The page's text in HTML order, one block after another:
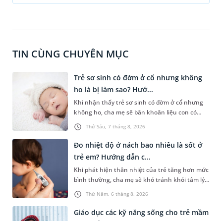
TIN CÙNG CHUYÊN MỤC
Thứ Sáu, 7 tháng 8, 2026
Trẻ sơ sinh có đờm ở cổ nhưng không
ho là bị làm sao? Hướ...
Khi nhận thấy trẻ sơ sinh có đờm ở cổ nhưng
không ho, cha mẹ sẽ băn khoăn liệu con có
đang mắc bệnh đường hô hấp hay không.
Những chia sẻ dưới đây sẽ giúp cha mẹ hiểu
thêm về nguyên nhân gây nên tình trạng này
và cách xử trí an toàn để giúp bé dễ chịu, tránh
gặp phải vấn đề nguy hại cho sức khỏe.
Thứ Năm, 6 tháng 8, 2026
Đo nhiệt độ ở nách bao nhiêu là sốt ở
trẻ em? Hướng dẫn c...
Khi phát hiện thân nhiệt của trẻ tăng hơn mức
bình thường, cha mẹ sẽ khó tránh khỏi tâm lý
lo lắng. Tuy nhiên, không phải ai cũng biết đo
nhiệt độ ở nách bao nhiêu là sốt ở trẻ em và
cách chăm sóc trẻ sốt sao cho an toàn. Những
chia sẻ dưới đây sẽ cùng cha mẹ tìm hiểu vấn
Giáo dục các kỹ năng sống cho trẻ mầm